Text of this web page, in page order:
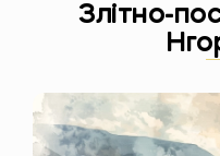
Злітно-